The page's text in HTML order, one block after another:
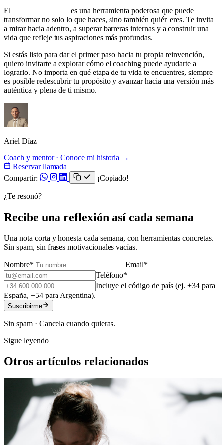
El
es una herramienta poderosa que puede
transformar no solo lo que haces, sino también quién eres. Te invita
a mirar hacia adentro, a superar barreras internas y a construir una
vida que refleje tus aspiraciones más profundas.
Si estás listo para dar el primer paso hacia tu propia reinvención,
quiero invitarte a explorar cómo el coaching puede ayudarte a
lograrlo. No importa en qué etapa de tu vida te encuentres, siempre
es posible redescubrir tu propósito y avanzar hacia una versión más
auténtica y plena de ti mismo.
Ariel Díaz
Coach y mentor · Conoce mi historia →
Reservar llamada
Compartir:
¡Copiado!
¿Te resonó?
Recibe una reflexión así cada semana
Una nota corta y honesta cada semana, con herramientas concretas.
Sin spam, sin frases motivacionales vacías.
Nombre* Email*
Teléfono*
Incluye el código de país (ej. +34 para
España, +54 para Argentina).
Suscribirme
Sin spam · Cancela cuando quieras.
Sigue leyendo
Otros artículos relacionados